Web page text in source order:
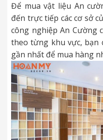
Để mua vật liệu An
đến trực tiếp các cơ sở
công nghiệp An Cường
theo từng khu vực, bạn
gần nhất để mua hàng